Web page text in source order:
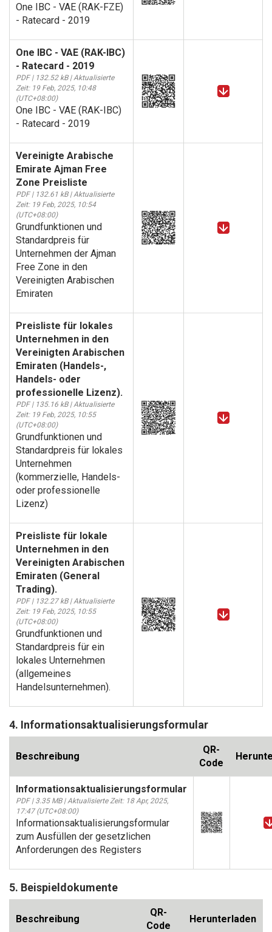
One IBC - VAE (RAK-FZE)
- Ratecard - 2019
One IBC - VAE (RAK-IBC)
- Ratecard - 2019
PDF | 132.52 kB | Aktualisierte
Zeit: 19 Feb, 2025, 10:48
(UTC+08:00)
One IBC - VAE (RAK-IBC)
- Ratecard - 2019
Vereinigte Arabische
Emirate Ajman Free
Zone Preisliste
PDF | 132.61 kB | Aktualisierte
Zeit: 19 Feb, 2025, 10:54
(UTC+08:00)
Grundfunktionen und
Standardpreis für
Unternehmen der Ajman
Free Zone in den
Vereinigten Arabischen
Emiraten
Preisliste für lokales
Unternehmen in den
Vereinigten Arabischen
Emiraten (Handels-,
Handels- oder
professionelle Lizenz).
PDF | 135.16 kB | Aktualisierte
Zeit: 19 Feb, 2025, 10:55
(UTC+08:00)
Grundfunktionen und
Standardpreis für lokales
Unternehmen
(kommerzielle, Handels-
oder professionelle
Lizenz)
Preisliste für lokale
Unternehmen in den
Vereinigten Arabischen
Emiraten (General
Trading).
PDF | 132.27 kB | Aktualisierte
Zeit: 19 Feb, 2025, 10:55
(UTC+08:00)
Grundfunktionen und
Standardpreis für ein
lokales Unternehmen
(allgemeines
Handelsunternehmen).
4. Informationsaktualisierungsformular
Beschreibung
QR-
Code
Informationsaktualisierungsformular
PDF | 3.35 MB | Aktualisierte Zeit: 18 Apr, 2025,
17:47 (UTC+08:00)
Informationsaktualisierungsformular
zum Ausfüllen der gesetzlichen
Anforderungen des Registers
5. Beispieldokumente
Beschreibung
QR-
Code
Herunterladen